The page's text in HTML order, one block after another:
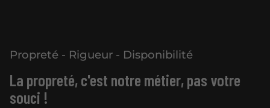
Propreté - Rigueur - Disponibilité
La propreté, c'est notre métier, pas votre
souci !